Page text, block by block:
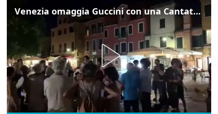
Venezia omaggia Guccini con una Cantata Anarchica in campo Santa Margherita